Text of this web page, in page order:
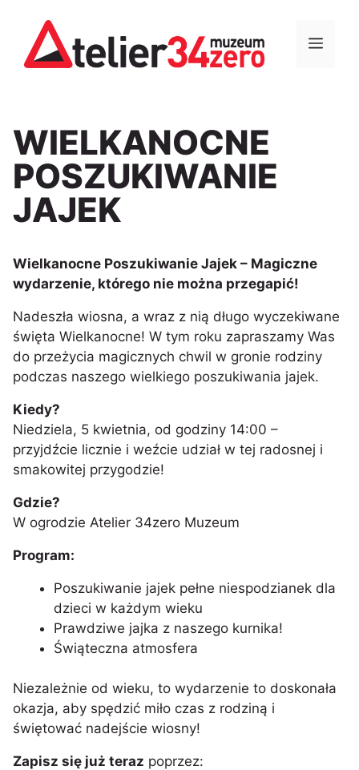
treści
WIELKANOCNE
POSZUKIWANIE
JAJEK
Wielkanocne Poszukiwanie Jajek – Magiczne
wydarzenie, którego nie można przegapić!
Nadeszła wiosna, a wraz z nią długo wyczekiwane
święta Wielkanocne! W tym roku zapraszamy Was
do przeżycia magicznych chwil w gronie rodziny
podczas naszego wielkiego poszukiwania jajek.
Kiedy?
Niedziela, 5 kwietnia, od godziny 14:00 –
przyjdźcie licznie i weźcie udział w tej radosnej i
smakowitej przygodzie!
Gdzie?
W ogrodzie Atelier 34zero Muzeum
Program:
Poszukiwanie jajek pełne niespodzianek dla
dzieci w każdym wieku
Prawdziwe jajka z naszego kurnika!
Świąteczna atmosfera
Niezależnie od wieku, to wydarzenie to doskonała
okazja, aby spędzić miło czas z rodziną i
świętować nadejście wiosny!
Zapisz się już teraz poprzez: